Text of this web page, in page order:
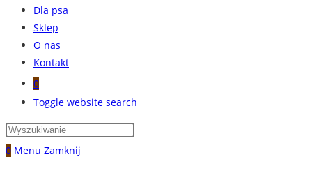
Dla psa
Sklep
O nas
Kontakt
0
Toggle website search
0 Menu Zamknij